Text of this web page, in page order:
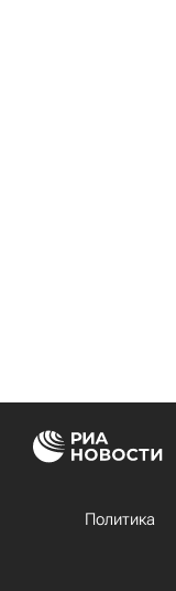
Политика